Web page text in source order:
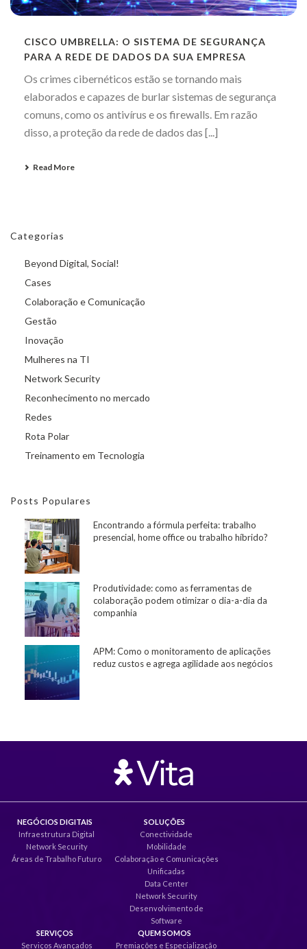
CISCO UMBRELLA: O SISTEMA DE SEGURANÇA
PARA A REDE DE DADOS DA SUA EMPRESA
Os crimes cibernéticos estão se tornando mais
elaborados e capazes de burlar sistemas de segurança
comuns, como os antivírus e os firewalls. Em razão
disso, a proteção da rede de dados das [...]
Read More
Categorias
Beyond Digital, Social!
Cases
Colaboração e Comunicação
Gestão
Inovação
Mulheres na TI
Network Security
Reconhecimento no mercado
Redes
Rota Polar
Treinamento em Tecnologia
Posts Populares
Encontrando a fórmula perfeita: trabalho
presencial, home office ou trabalho híbrido?
Produtividade: como as ferramentas de
colaboração podem otimizar o dia-a-dia da
companhia
APM: Como o monitoramento de aplicações
reduz custos e agrega agilidade aos negócios
NEGÓCIOS DIGITAIS
Infraestrutura Digital
Network Security
Áreas de Trabalho Futuro
SOLUÇÕES
Conectividade
Mobilidade
Colaboração e Comunicações
Unificadas
Data Center
Network Security
Desenvolvimento de
Software
SERVIÇOS
Serviços Avançados
QUEM SOMOS
Premiações e Especialização